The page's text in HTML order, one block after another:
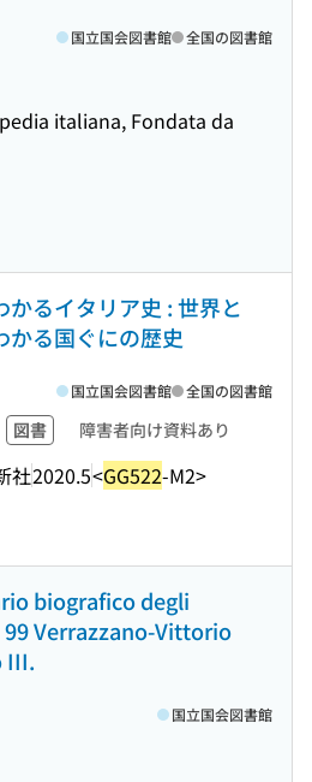
italiana, Fondata da
国立国会図書館 全国の図書館
かるイタリア史 : 世界と
かる国ぐにの歴史
図書 障害者向け資料あり
社2020.5<GG522-M2>
国立国会図書館 全国の図書館
biografico degli
Verrazzano-Vittorio
III.
国立国会図書館